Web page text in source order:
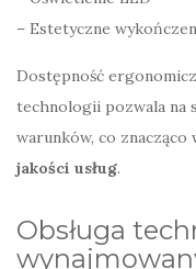
– Estetyczne
Dostępność
technologii pozwala
warunków, co znacząco
jakości usług.
Obsługa